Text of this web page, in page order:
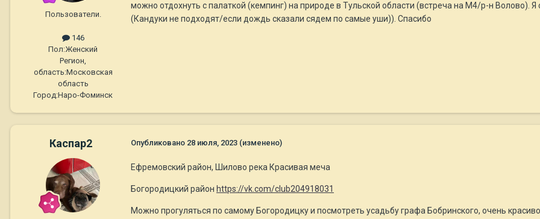
Пользователи.
146
Пол:Женский
Регион,
область:Московская
область
Город:Наро-Фоминск
можно отдохнуть с палаткой (кемпинг) на природе в Тульской области (встреча на М4/р-н Волово).
(Кандуки не подходят/если дождь сказали сядем по самые уши)). Спасибо
Каспар2 Опубликовано 28 июля, 2023 (изменено)
Ефремовский район, Шилово река Красивая меча
Богородицкий район https://vk.com/club204918031
Можно прогуляться по самому Богородицку и посмотреть усадьбу графа Бобринского, очень